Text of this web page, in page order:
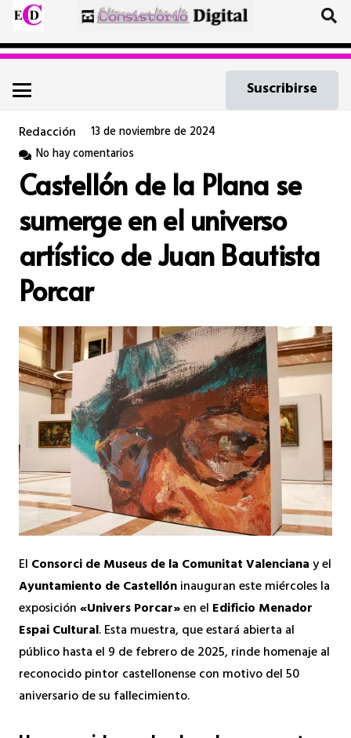
Suscribirse
Redacción
13 de noviembre de 2024
No hay comentarios
Castellón de la Plana se
sumerge en el universo
artístico de Juan Bautista
Porcar
El Consorci de Museus de la Comunitat Valencianay el
Ayuntamiento de Castellóninauguran este miércoles la
exposición«Univers Porcar»en el Edificio Menador
Espai Cultural. Esta muestra, que estará abierta al
público hasta el 9 de febrero de 2025, rinde homenaje al
reconocido pintor castellonense con motivo del 50
aniversario de su fallecimiento.